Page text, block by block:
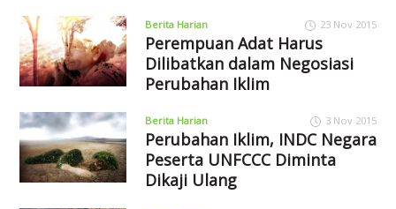
Berita Harian 23 Nov 2015
Perempuan Adat Harus
Dilibatkan dalam Negosiasi
Perubahan Iklim
Berita Harian 3 Nov 2015
Perubahan Iklim, INDC Negara
Peserta UNFCCC Diminta
Dikaji Ulang